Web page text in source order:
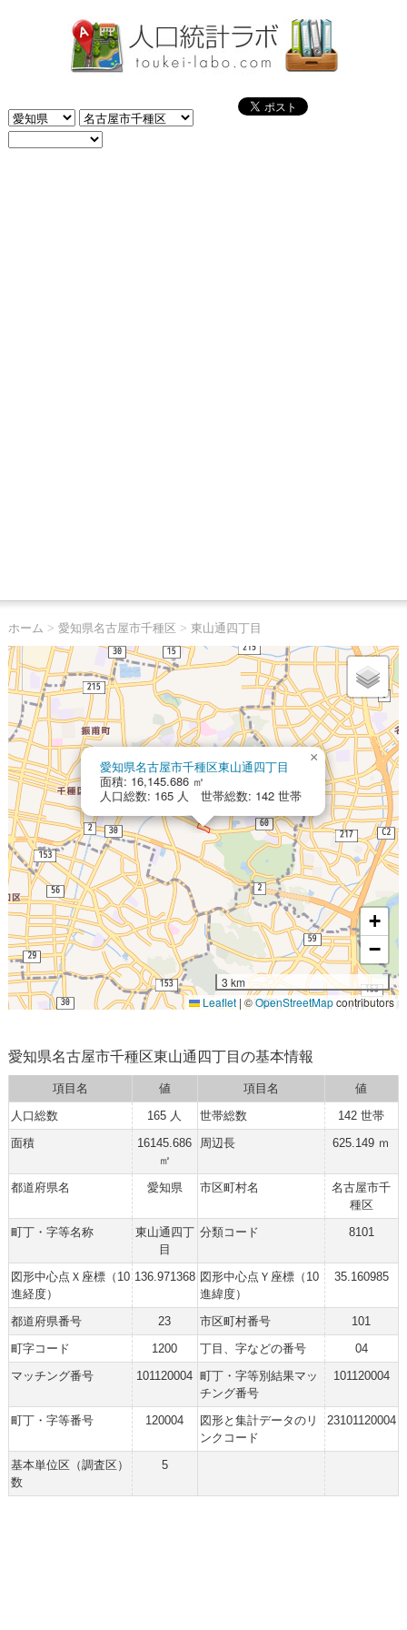
ホーム > 愛知県名古屋市千種区 > 東山通四丁目
愛知県名古屋市千種区東山通四丁目
面積: 16,145.686 ㎡
人口総数: 165 人 世帯総数: 142 世帯
×
+
−
3 km
Leaflet | ©OpenStreetMapcontributors
愛知県名古屋市千種区東山通四丁目の基本情報
項目名 値 項目名
値
人口総数
165 人 世帯総数
142 世帯
面積
16145.686
㎡
周辺長 625.149 ｍ
都道府県名 愛知県 市区町村名
名古屋市千
種区
町丁・字等名称
東山通四丁
目
分類コード 8101
図形中心点Ｘ座標（10
進経度）
136.971368 図形中心点Ｙ座標（10
進緯度）
35.160985
都道府県番号 23 市区町村番号
101
町字コード
1200 丁目、字などの番号
04
マッチング番号
101120004 町丁・字等別結果マッ
チング番号
101120004
町丁・字等番号 120004
図形と集計データのリ
ンクコード
23101120004
基本単位区（調査区）
数
5